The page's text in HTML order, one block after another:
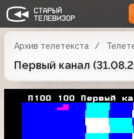
Архив телетекста
Первый канал
П100 100 Первый
